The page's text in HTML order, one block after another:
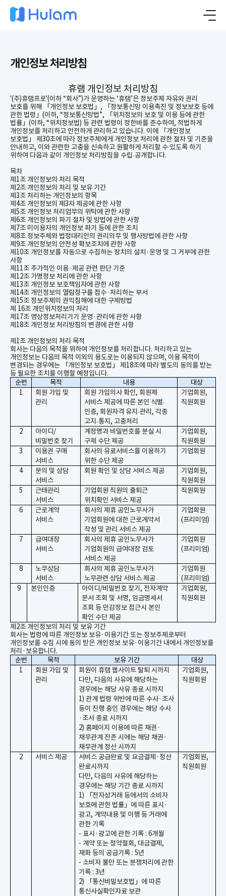
개인정보 처리방침
휴램 개인정보 처리방침
'(주)휴램프로'(이하“회사”)가 운영하는‘휴램’은 정보주체 자유와 권리
보호를 위해
「개인정보 보호법 」 , 「정보통신망 이용촉진 및 정보보호 등에
관한 법령 」 (이하, “정보통신망법”, 「위치정보의 보호 및 이용 등에 관한
법률 」 (이하, “위치정보법) 등 관련 법령이 정한바를 준수하여, 적법하게
개인정보를 처리하고 안전하게 관리하고 있습니다. 이에 「개인정보
보호법 」 제 30조에 따라 정보주체에게 개인정보 처리에 관한 절차 및 기준을
안내하고, 이와 관련한 고충을 신속하고 원활하게 처리할 수 있도록 하기
위하여 다음과 같이 개인정보 처리방침을 수립∙공개합니다.
목차
제 1조 개인정보의 처리 목적
제 2조 개인정보의 처리 및 보유 기간
제 3조 처리하는 개인정보의 항목
제 4조 개인정보의 제 3자 제공에 관한 사항
제 5조 개인정보 처리업무의 위탁에 관한 사항
제 6조 개인정보의 파기 절차 및 방법에 관한 사항
제 7조 미이용자의 개인정보 파기 등에 관한 조치
제 8조 정보주체와 법정대리인의 권리의무 및 행사방법에 관한 사항
제 9조 개인정보의 안전성 확보조치에 관한 사항
제 10조 개인정보를 자동으로 수집하는 장치의 설치 · 운영 및 그 거부에 관한
사항
제 11조 추가적인 이용·제공 관련 판단 기준
제 12조 가명정보 처리에 관한 사항
제 13조 개인정보 보호책임자에 관한 사항
제 14조 개인정보의 열람청구를 접수· 처리하는 부서
제 15조 정보주체의 권익침해에 대한 구제방법
제 16조 개인위치정보의 처리
제 17조 영상정보처리기기 운영 ·관리에 관한 사항
제 18조 개인정보 처리방침의 변경에 관한 사항
제 1조 개인정보의 처리 목적
회사는 다음의 목적을 위하여 개인정보를 처리합니다. 처리하고 있는
개인정보는 다음의 목적 이외의 용도로는 이용되지 않으며, 이용 목적이
변경되는 경우에는 「개인정보 보호법」 제 18조에 따라 별도의 동의를 받는
등 필요한 조치를 이행할 예정입니다.
순번
목적 내용
대상
1
회원 가입 및
관리
회원 가입의사 확인,회원제
서비스 제공에 따른 본인 식별∙
인증,회원자격 유지 ∙관리,각종
고지∙통지, 고충처리
기업회원,
직원회원
2 아이디 /
비밀번호 찾기
계정명과 비밀번호를 분실 시
구제 수단 제공
기업회원,
직원회원
3
이용권 구매
서비스
회사의 유료서비스를 이용하기
위한 수단 제공
기업회원
4
문의 및 상담
서비스
회원 확인 및 상담 서비스 제공 기업회원,
직원회원
5
근태관리
서비스
기업회원 직원의 출퇴근
위치확인 서비스 제공
직원회원
6
근로계약
서비스
회사의 제휴 공인노무사가
기업회원에 대한 근로계약서
작성 및 관리 서비스 제공
기업회원
(프리미엄)
7
급여대장
서비스
회사의 제휴 공인노무사가
기업회원의 급여대장 검토
서비스 제공
기업회원
(프리미엄)
8
노무상담
서비스
회사의 제휴 공인노무사가
노무관련 상담 서비스 제공
기업회원
(프리미엄)
9
본인인증
아이디/비밀번호 찾기, 전자계약
문서 조회 및 서명, 임금명세서
조회 등 민감정보 접근시 본인
확인 수단 제공
기업회원,
직원회원
제 2조 개인정보의 처리 및 보유 기간
회사는 법령에 따른 개인정보 보유· 이용기간 또는 정보주체로부터
개인정보를 수집 시에 동의 받은 개인정보 보유· 이용기간 내에서 개인정보를
처리 · 보유합니다.
순번
목적 보유 기간
대상
1
회원 가입 및
관리
회원이 휴램 웹사이트 탈퇴 시까지
다만, 다음의 사유에 해당하는
경우에는 해당 사유 종료 시까지
1)관계 법령 위반에 따른 수사· 조사
등이 진행 중인 경우에는 해당 수사
· 조사 종료 시까지
2) 홈페이지 이용에 따른 채권 ·
채무관계 잔존 시에는 해당 채권 ·
채무관계 정산 시까지
기업회원,
직원회원
2 서비스 제공 서비스 공급완료 및 요금결제 · 정산
완료시까지
다만, 다음의 사유에 해당하는
경우에는 해당 기간 종료 시까지
1)
「전자상거래 등에서의 소비자
보호에 관한 법률」에 따른 표시 ·
광고, 계약내용 및 이행 등 거래에
관한 기록
- 표시 ·광고에 관한 기록 : 6개월
- 계약 또는 청약철회, 대금결제,
재화 등의 공급기록 : 5년
- 소비자 불만 또는 분쟁처리에 관한
기록 : 3년
2)
「통신비밀보호법」에 따른
통신사실확인자료 보관
기업회원,
직원회원